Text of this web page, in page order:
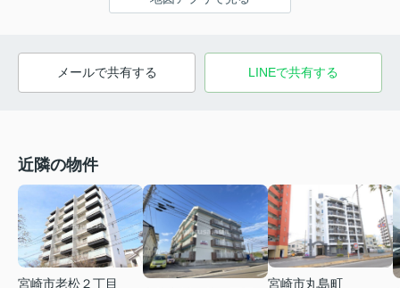
メールで共有する LINEで共有する
近隣の物件
宮崎市老松２丁目
宮崎市丸島町